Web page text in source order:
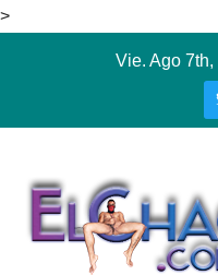
>
Vie. Ago 7th,